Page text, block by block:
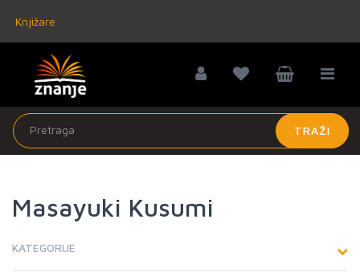
Knjižare
TRAŽI
Masayuki Kusumi
KATEGORIJE